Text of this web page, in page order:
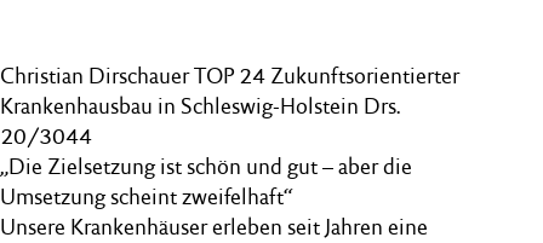
Christian Dirschauer TOP 24 Zukunftsorientierter
Krankenhausbau in Schleswig-Holstein Drs.
20/3044
„Die Zielsetzung ist schön und gut – aber die
Umsetzung scheint zweifelhaft“
Unsere Krankenhäuser erleben seit Jahren eine